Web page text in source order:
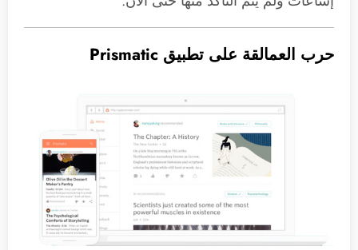
حرب العمالقة على تطبيق Prismatic